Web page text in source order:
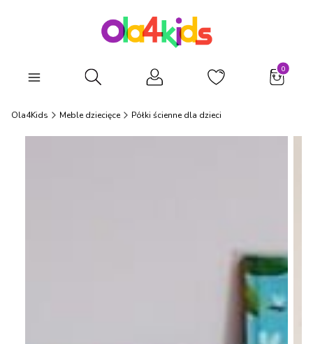
Otwórz wyszukiwarkę
Ola4Kids Meble dziecięce Półki ścienne dla dzieci